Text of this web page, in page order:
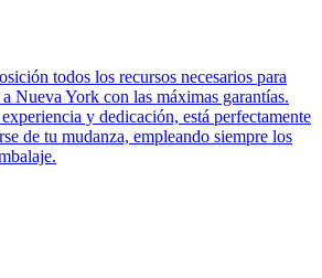
todos los recursos necesarios para
Nueva York con las máximas garantías.
y dedicación, está perfectamente
de tu mudanza, empleando siempre los